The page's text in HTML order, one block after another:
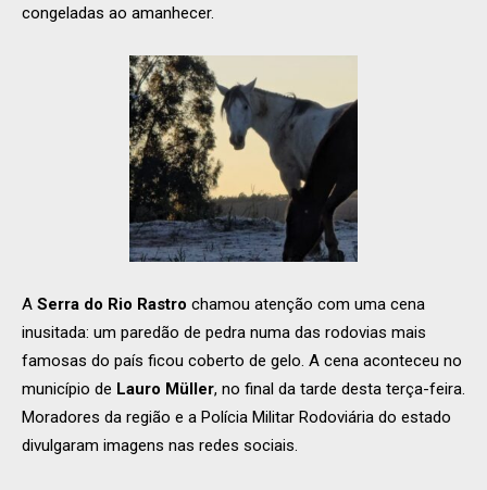
congeladas ao amanhecer.
A Serra do Rio Rastro chamou atenção com uma cena
inusitada: um paredão de pedra numa das rodovias mais
famosas do país ficou coberto de gelo. A cena aconteceu no
município de Lauro Müller, no final da tarde desta terça-feira.
Moradores da região e a Polícia Militar Rodoviária do estado
divulgaram imagens nas redes sociais.